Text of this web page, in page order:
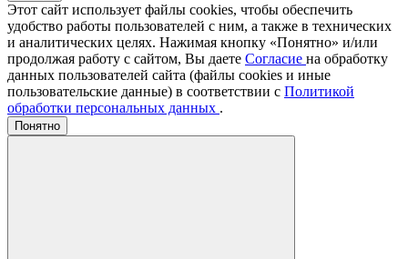
Этот сайт использует файлы cookies, чтобы обеспечить
удобство работы пользователей с ним, а также в технических
и аналитических целях. Нажимая кнопку «Понятно» и/или
продолжая работу с сайтом, Вы даете Согласие на обработку
данных пользователей сайта (файлы cookies и иные
пользовательские данные) в соответствии с Политикой
обработки персональных данных .
Понятно